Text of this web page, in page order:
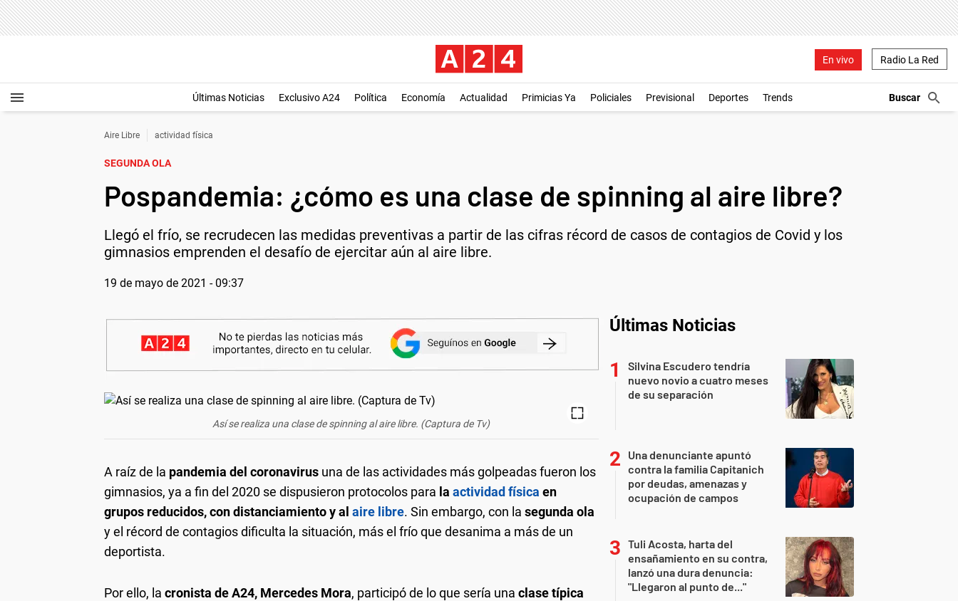
En vivo Radio La Red
Últimas Noticias Exclusivo A24 Política Economía Actualidad Primicias Ya Policiales Previsional Deportes Trends
Aire Libre actividad física
SEGUNDA OLA
Pospandemia: ¿cómo es una clase de spinning al aire libre?
Llegó el frío, se recrudecen las medidas preventivas a partir de las cifras récord de casos de contagios de Covid y los
gimnasios emprenden el desafío de ejercitar aún al aire libre.
19 de mayo de 2021 - 09:37
Así se realiza una clase de spinning al aire libre. (Captura de Tv)
A raíz de la pandemia del coronavirus una de las actividades más golpeadas fueron los
gimnasios, ya a fin del 2020 se dispusieron protocolos para la actividad física en
grupos reducidos, con distanciamiento y al aire libre. Sin embargo, con la segunda ola
y el récord de contagios dificulta la situación, más el frío que desanima a más de un
deportista.
Por ello, la cronista de A24, Mercedes Mora, participó de lo que sería una clase típica
Últimas Noticias
Silvina Escudero tendría
nuevo novio a cuatro meses
de su separación
Una denunciante apuntó
contra la familia Capitanich
por deudas, amenazas y
ocupación de campos
Tuli Acosta, harta del
ensañamiento en su contra,
lanzó una dura denuncia:
"Llegaron al punto de..."